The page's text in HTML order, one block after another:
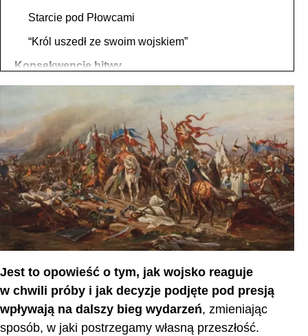
Starcie pod Płowcami
“Król uszedł ze swoim wojskiem”
Konsekwencje bitwy
Ciekawostki o bitwie
Zakończenie
Najczęściej zadawane pytania
Jest to opowieść o tym, jak wojsko reaguje
w chwili próby i jak decyzje podjęte pod presją
wpływają na dalszy bieg wydarzeń, zmieniając
sposób, w jaki postrzegamy własną przeszłość.